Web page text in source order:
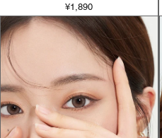
¥1,890